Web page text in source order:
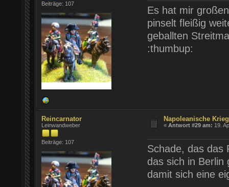
Beiträge: 107
Es hat mir
pinselt fleißig
geballten
:thumbup:
Reincarnator
Leinwandweber
Beiträge: 107
Napoleanische
«Antwort #29 am: 19.
Schade, das das
das sich in Berlin
damit sich eine